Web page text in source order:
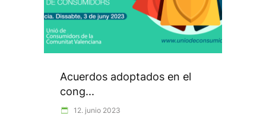
Acuerdos adoptados en el
cong...
12. junio 2023